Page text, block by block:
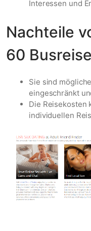
Interessen und
Nachteile
60
Sie sind
eingeschränkt
Die Reisekosten
individuellen